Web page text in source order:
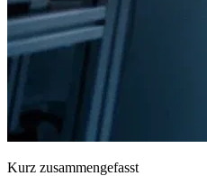
Kurz zusammengefasst